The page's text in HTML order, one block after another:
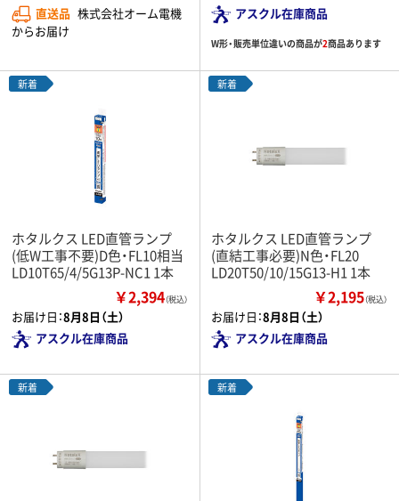
直送品 株式会社オーム電機
からお届け
アスクル在庫商品
W形・販売単位違いの商品が2商品あります
新着
ホタルクス LED直管ランプ
(低W工事不要)D色・FL10相当
LD10T65/4/5G13P-NC1 1本
￥2,394（税込）
お届け日：8月8日（土）
アスクル在庫商品
新着
ホタルクス LED直管ランプ
(直結工事必要)N色・FL20
LD20T50/10/15G13-H1 1本
￥2,195（税込）
お届け日：8月8日（土）
アスクル在庫商品
新着 新着